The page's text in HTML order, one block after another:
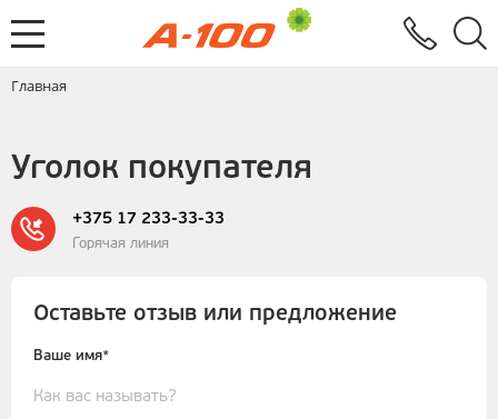
Услуги
Электронный документооборот
Заявка на выставление ЭСЧФ
Главная
Уголок покупателя
+375 17 233-33-33
Горячая линия
Оставьте отзыв или предложение
Ваше имя*